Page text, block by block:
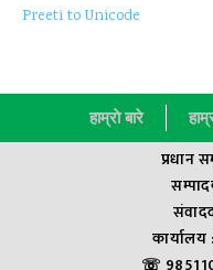
Preeti to Unicode
हाम्राे बारे
प्रधान